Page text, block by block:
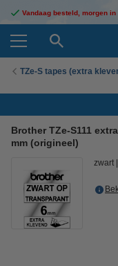
Vandaag besteld, morgen in
TZe-S tapes (extra
Brother TZe-S111
mm (origineel)
zwart